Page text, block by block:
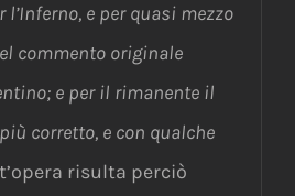
l’Inferno, e per quasi mezzo
commento originale
e per il rimanente il
corretto, e con qualche
risulta perciò